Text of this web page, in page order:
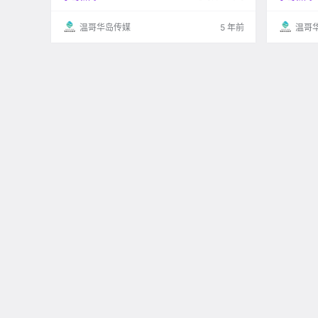
希望可以帮助更多的国.
温哥华岛传媒 5 年前 温哥